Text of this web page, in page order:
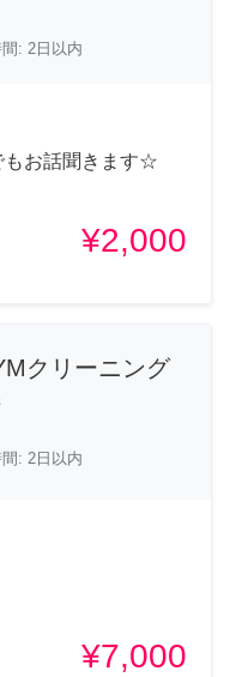
: 2日以内
お話聞きます☆
¥2,000
クリーニング
: 2日以内
¥7,000